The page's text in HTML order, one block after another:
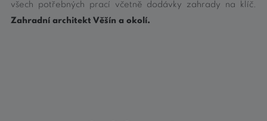
všech potřebných prací včetně dodávky zahrady na klíč.
Zahradní architekt Věšín a okolí.